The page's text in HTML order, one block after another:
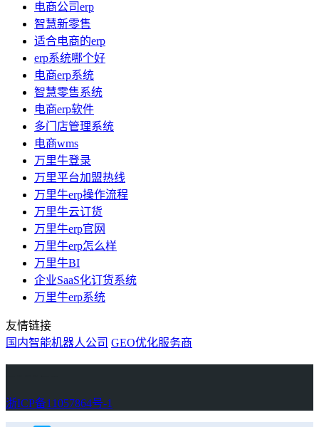
电商公司erp
智慧新零售
适合电商的erp
erp系统哪个好
电商erp系统
智慧零售系统
电商erp软件
多门店管理系统
电商wms
万里牛登录
万里平台加盟热线
万里牛erp操作流程
万里牛云订货
万里牛erp官网
万里牛erp怎么样
万里牛BI
企业SaaS化订货系统
万里牛erp系统
友情链接
国内智能机器人公司 GEO优化服务商
浙ICP备11057864号-1